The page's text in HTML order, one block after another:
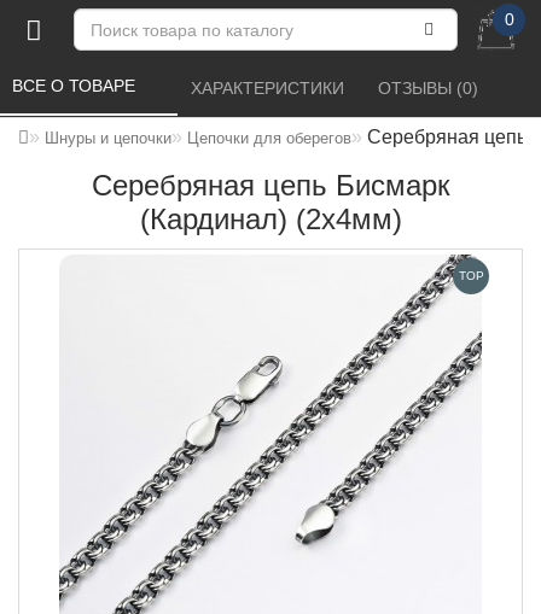
0
Шнуры и цепочки Цепочки для оберегов Серебряная цепь
Серебряная цепь Бисмарк
(Кардинал) (2х4мм)
ВСЕ О ТОВАРЕ ХАРАКТЕРИСТИКИ ОТЗЫВЫ (0)
TOP